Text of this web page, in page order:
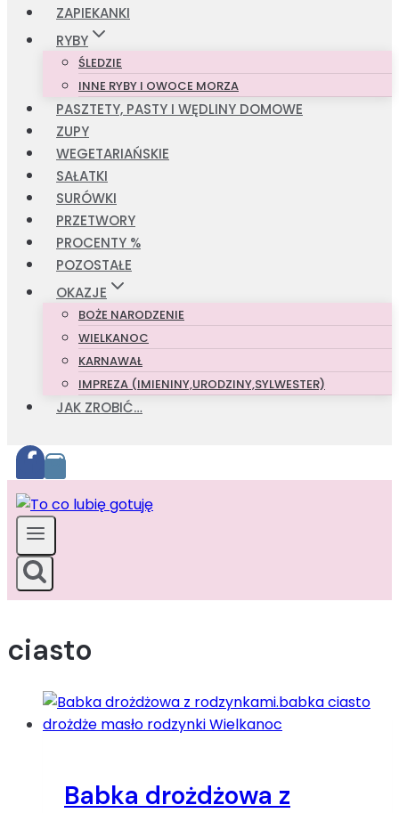
ZAPIEKANKI
RYBY
ŚLEDZIE
INNE RYBY I OWOCE MORZA
PASZTETY, PASTY I WĘDLINY DOMOWE
ZUPY
WEGETARIAŃSKIE
SAŁATKI
SURÓWKI
PRZETWORY
PROCENTY %
POZOSTAŁE
OKAZJE
BOŻE NARODZENIE
WIELKANOC
KARNAWAŁ
IMPREZA (IMIENINY,URODZINY,SYLWESTER)
JAK ZROBIĆ…
ciasto
Babka drożdżowa z